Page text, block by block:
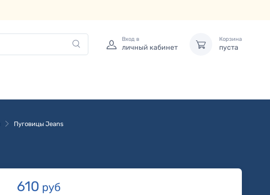
Вход в
личный кабинет
Корзина
пуста
Пуговицы Jeans
610 руб